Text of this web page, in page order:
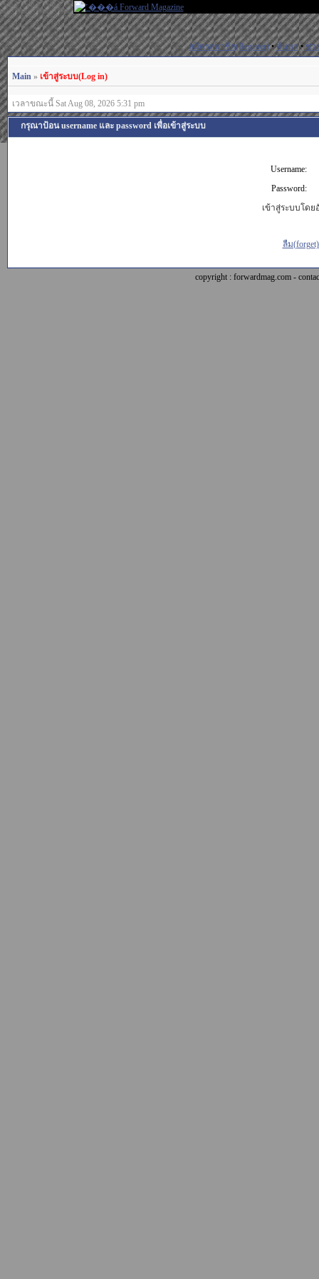
สมัครสมาชิก(Register)•ค้นหา•ช่ว
Main » เข้าสู่ระบบ(Log in)
เวลาขณะนี้ Sat Aug 08, 2026 5:31 pm
กรุณาป้อน username และ password เพื่อเข้าสู่ระบบ
Username:
Password:
เข้าสู่ระบบโดย
ลืม
copyright : forwardmag.com -